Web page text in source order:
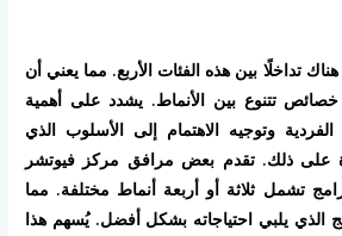
تداخلًا بين هذه الفئات الأربع. مما يعني أن
تتنوع بين الأنماط. يشدد على أهمية
الفردية وتوجيه الاهتمام إلى الأسلوب الذي
على ذلك. تقدم بعض مرافق مركز فيوتشر
تشمل ثلاثة أو أربعة أنماط مختلفة. مما
الذي يلبي احتياجاته بشكل أفضل. يُسهم هذا